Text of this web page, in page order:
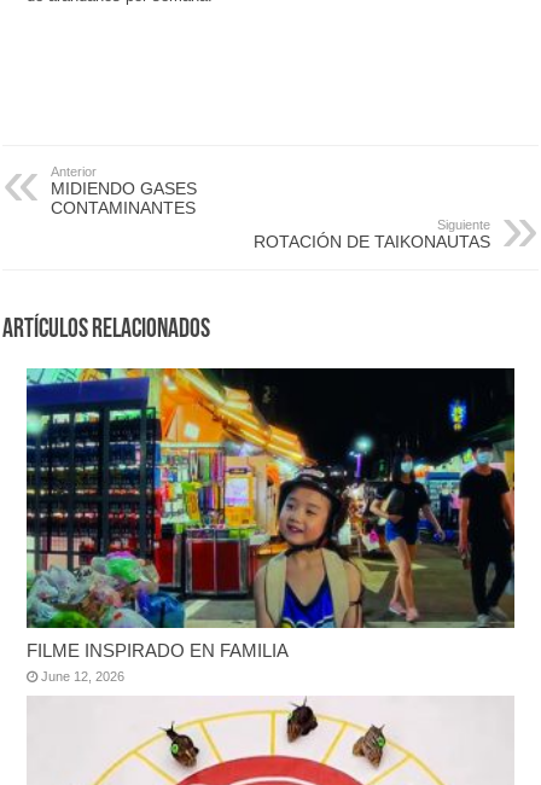
Anterior
MIDIENDO GASES
CONTAMINANTES
Siguiente
ROTACIÓN DE TAIKONAUTAS
Artículos Relacionados
FILME INSPIRADO EN FAMILIA
June 12, 2026